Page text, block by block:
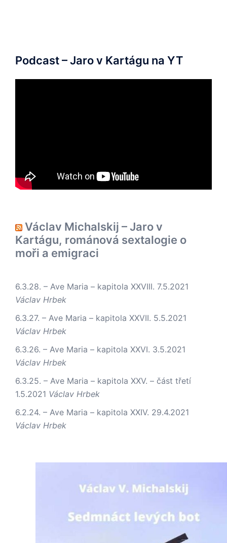
Podcast – Jaro v Kartágu na YT
Václav Michalskij – Jaro v
Kartágu, románová sextalogie o
moři a emigraci
6.3.28. – Ave Maria – kapitola XXVIII. 7.5.2021
Václav Hrbek
6.3.27. – Ave Maria – kapitola XXVII. 5.5.2021
Václav Hrbek
6.3.26. – Ave Maria – kapitola XXVI. 3.5.2021
Václav Hrbek
6.3.25. – Ave Maria – kapitola XXV. – část třetí
1.5.2021 Václav Hrbek
6.2.24. – Ave Maria – kapitola XXIV. 29.4.2021
Václav Hrbek